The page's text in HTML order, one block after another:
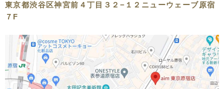
東京都渋谷区神宮前４丁目３２−１２ニューウェーブ原宿
７F